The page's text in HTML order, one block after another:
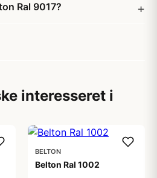
Ral 9017?
interesseret i
BELTON
Belton Ral 1002